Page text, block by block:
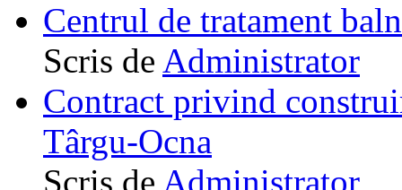
Centrul de tratament
Scris de Administrator
Contract privind
Târgu-Ocna
Scris de Administrator